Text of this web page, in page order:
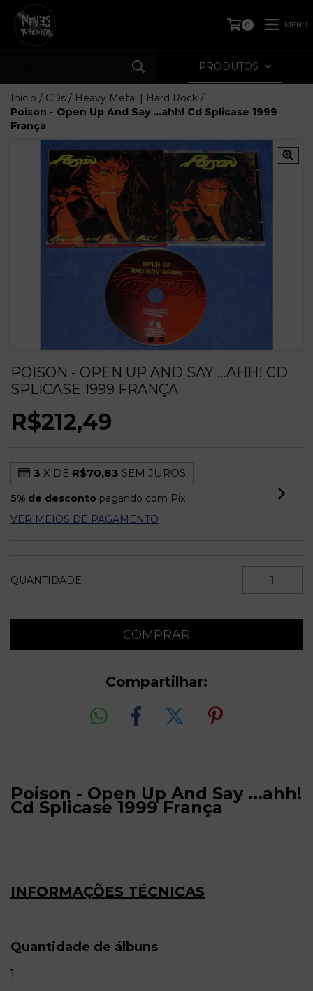
0 MENU
PRODUTOS
Início / CDs / Heavy Metal | Hard Rock /
Poison - Open Up And Say ...ahh! Cd Splicase 1999
França
POISON - OPEN UP AND SAY ...AHH! CD
SPLICASE 1999 FRANÇA
R$212,49
3 X DE R$70,83 SEM JUROS
5% de desconto pagando com Pix
VER MEIOS DE PAGAMENTO
QUANTIDADE
Compartilhar:
Poison - Open Up And Say ...ahh!
Cd Splicase 1999 França
INFORMAÇÕES TÉCNICAS
Quantidade de álbuns
1